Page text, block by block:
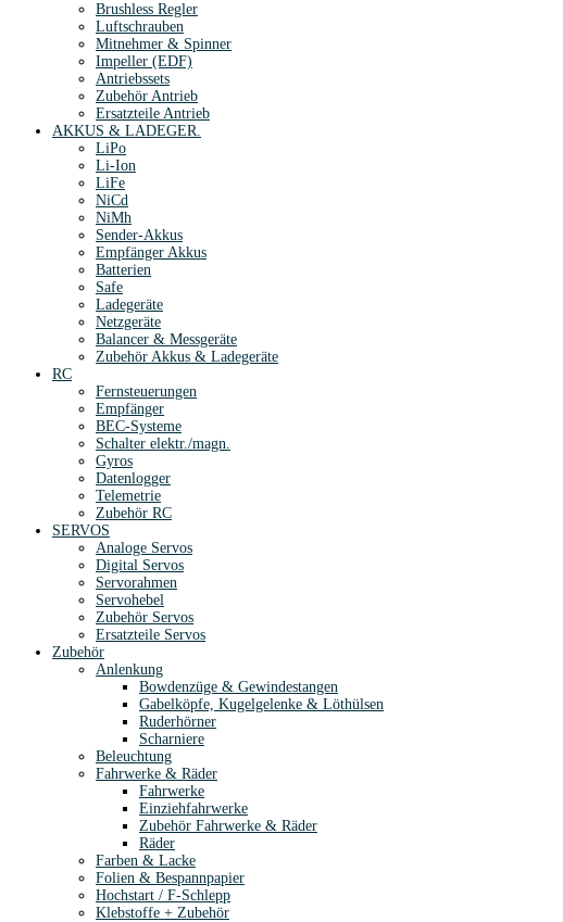
Brushless Regler
Luftschrauben
Mitnehmer & Spinner
Impeller (EDF)
Antriebssets
Zubehör Antrieb
Ersatzteile Antrieb
AKKUS & LADEGER.
LiPo
Li-Ion
LiFe
NiCd
NiMh
Sender-Akkus
Empfänger Akkus
Batterien
Safe
Ladegeräte
Netzgeräte
Balancer & Messgeräte
Zubehör Akkus & Ladegeräte
RC
Fernsteuerungen
Empfänger
BEC-Systeme
Schalter elektr./magn.
Gyros
Datenlogger
Telemetrie
Zubehör RC
SERVOS
Analoge Servos
Digital Servos
Servorahmen
Servohebel
Zubehör Servos
Ersatzteile Servos
Zubehör
Anlenkung
Bowdenzüge & Gewindestangen
Gabelköpfe, Kugelgelenke & Löthülsen
Ruderhörner
Scharniere
Beleuchtung
Fahrwerke & Räder
Fahrwerke
Einziehfahrwerke
Zubehör Fahrwerke & Räder
Räder
Farben & Lacke
Folien & Bespannpapier
Hochstart / F-Schlepp
Klebstoffe + Zubehör